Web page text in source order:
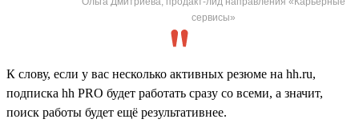
сервисы»
К слову, если у вас несколько активных резюме на hh.ru,
подписка hh PRO будет работать сразу со всеми, а значит,
поиск работы будет ещё результативнее.